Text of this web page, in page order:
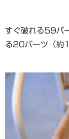
すぐ破れる59バ
る20バーツ（約